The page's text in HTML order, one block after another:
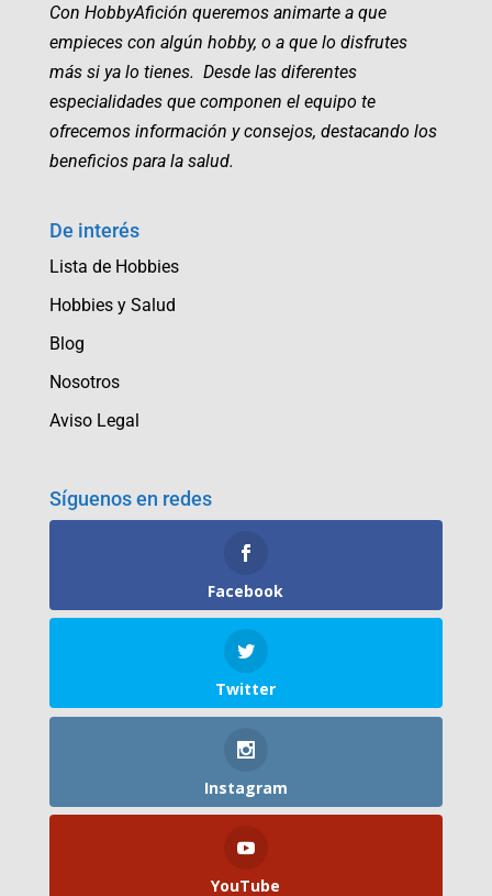
Con HobbyAfición queremos animarte a que
empieces con algún hobby, o a que lo disfrutes
más si ya lo tienes. Desde las diferentes
especialidades que componen el equipo te
ofrecemos información y consejos, destacando los
beneficios para la salud.
De interés
Lista de Hobbies
Hobbies y Salud
Blog
Nosotros
Aviso Legal
Síguenos en redes
Facebook
Twitter
Instagram
YouTube